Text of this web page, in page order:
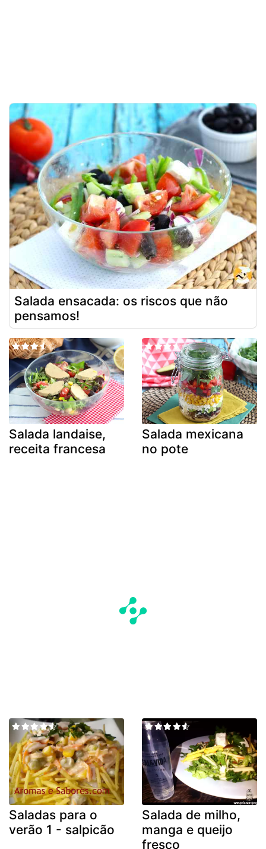
Salada ensacada: os riscos que não
pensamos!
Salada landaise,
receita francesa
Salada mexicana
no pote
Saladas para o
verão 1 - salpicão
Salada de milho,
manga e queijo
fresco